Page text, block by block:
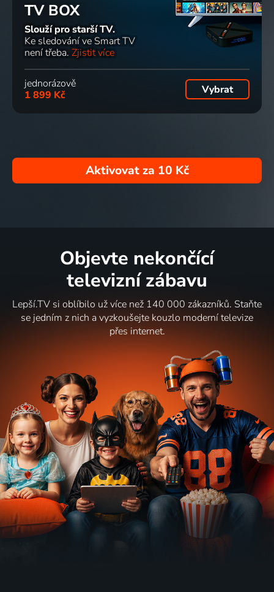
TV BOX
Slouží pro starší TV.
Ke sledování ve Smart TV
není třeba. Zjistit více
jednorázově
1 899 Kč
Vybrat
Aktivovat za 10 Kč
Objevte nekončící
televizní zábavu
Lepší.TV si oblíbilo už více než 140 000 zákazníků. Staňte
se jedním z nich a vyzkoušejte kouzlo moderní televize
přes internet.